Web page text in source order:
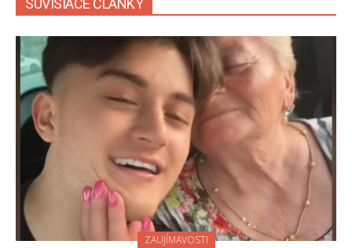
SÚVISIACE ČLÁNKY
ZAUJÍMAVOSTI